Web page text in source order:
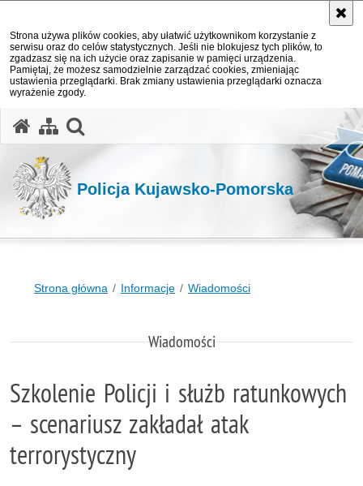
Strona używa plików cookies, aby ułatwić użytkownikom korzystanie z
serwisu oraz do celów statystycznych. Jeśli nie blokujesz tych plików, to
zgadzasz się na ich użycie oraz zapisanie w pamięci urządzenia.
Pamiętaj, że możesz samodzielnie zarządzać cookies, zmieniając
ustawienia przeglądarki. Brak zmiany ustawienia przeglądarki oznacza
wyrażenie zgody.
Policja Kujawsko-Pomorska
Strona główna Informacje Wiadomości
Wiadomości
Szkolenie Policji i służb ratunkowych
– scenariusz zakładał atak
terrorystyczny